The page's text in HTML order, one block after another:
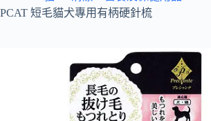
PCAT 短毛貓犬專用有柄硬針梳